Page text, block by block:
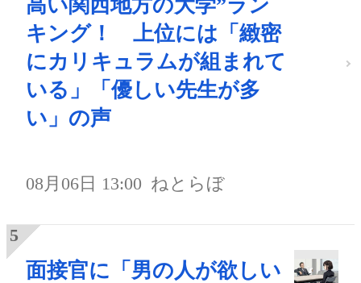
高い関西地方の大学”ラン
キング！ 上位には「緻密
にカリキュラムが組まれて
いる」「優しい先生が多
い」の声
08月06日 13:00 ねとらぼ
面接官に「男の人が欲しい